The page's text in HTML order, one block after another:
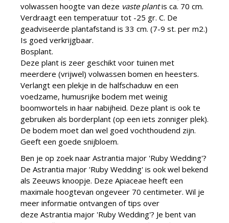
volwassen hoogte van deze vaste plantis ca. 70 cm.
Verdraagt een temperatuur tot -25 gr. C. De
geadviseerde plantafstand is 33 cm. (7-9 st. per m2.)
Is goed verkrijgbaar.
Bosplant.
Deze plant is zeer geschikt voor tuinen met
meerdere (vrijwel) volwassen bomen en heesters.
Verlangt een plekje in de halfschaduw en een
voedzame, humusrijke bodem met weinig
boomwortels in haar nabijheid. Deze plant is ook te
gebruiken als borderplant (op een iets zonniger plek).
De bodem moet dan wel goed vochthoudend zijn.
Geeft een goede snijbloem.
Ben je op zoek naar Astrantia major 'Ruby Wedding'?
De Astrantia major 'Ruby Wedding' is ook wel bekend
als Zeeuws knoopje. Deze Apiaceae heeft een
maximale hoogtevan ongeveer 70 centimeter. Wil je
meer informatie ontvangen of tips over
deze Astrantia major 'Ruby Wedding'? Je bent van